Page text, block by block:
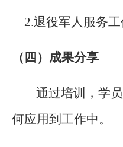
2.退役军人服务
（四）成果分享
通过培训，学
何应用到工作中。